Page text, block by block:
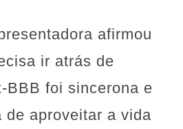
afirmou
ir atrás de
BBB foi sincerona e
de aproveitar a vida